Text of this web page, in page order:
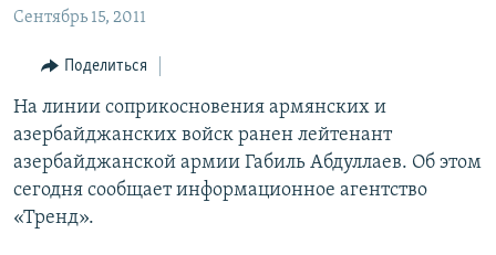
навигации
Перейти
поиску
ОБЩЕСТВО
ЭКОНОМИКА
РЕГИОН
НАГОРНЫЙ КАРАБАХ
КУЛЬТУРА
СПОРТ
Сентябрь 15, 2011
Поделиться
На линии соприкосновения армянских и
азербайджанских войск ранен лейтенант
азербайджанской армии Габиль Абдуллаев. Об этом
сегодня сообщает информационное агентство
«Тренд».